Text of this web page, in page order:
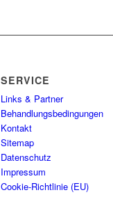
SERVICE
Links & Partner
Behandlungsbedingungen
Kontakt
Sitemap
Datenschutz
Impressum
Cookie-Richtlinie (EU)